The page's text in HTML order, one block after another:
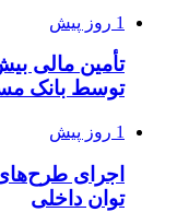
1 روز پیش
توسط بانک
1 روز پیش
اجرای
توان داخلی